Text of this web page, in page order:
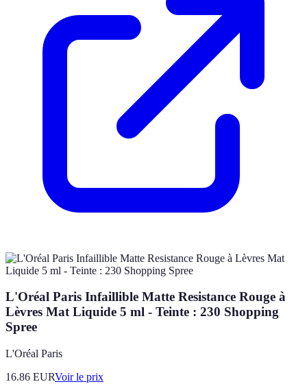
L'Oréal Paris Infaillible Matte Resistance Rouge à
Lèvres Mat Liquide 5 ml - Teinte : 230 Shopping
Spree
L'Oréal Paris
16.86 EURVoir le prix